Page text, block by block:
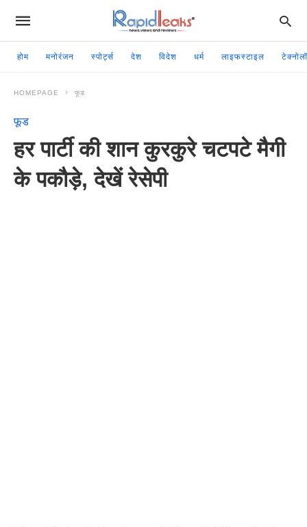
होम मनोरंजन स्पोर्ट्स देश विदेश धर्म लाइफस्टाइल
HOMEPAGE फूड
फूड
हर पार्टी की शान कुरकुरे चटपटे मैगी
के पकौड़े, देखें रेसेपी